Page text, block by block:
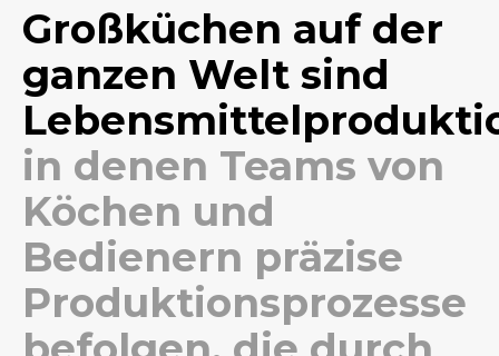
Großküchen auf der
ganzen Welt sind
in denen Teams von
Köchen und
Bedienern präzise
Produktionsprozesse